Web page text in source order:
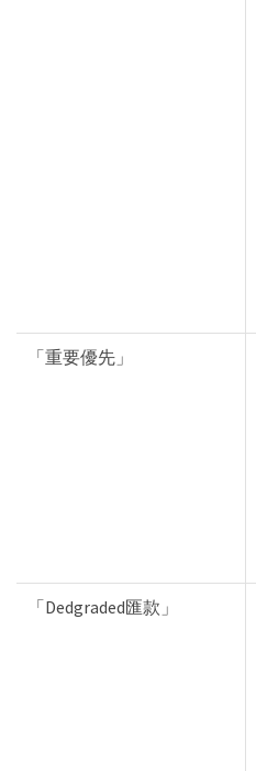
「重要優先」
「Dedgraded匯款」